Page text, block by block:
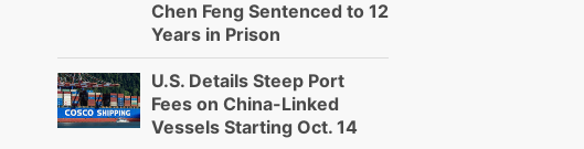
Chen Feng Sentenced to 12
Years in Prison
U.S. Details Steep Port
Fees on China-Linked
Vessels Starting Oct. 14